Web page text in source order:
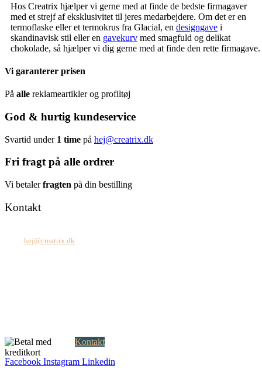
Hos Creatrix hjælper vi gerne med at finde de bedste firmagaver
med et strejf af eksklusivitet til jeres medarbejdere. Om det er en
termoflaske eller et termokrus fra Glacial, en designgave i
skandinavisk stil eller en gavekurv med smagfuld og delikat
chokolade, så hjælper vi dig gerne med at finde den rette firmagave.
Vi garanterer prisen
På alle reklameartikler og profiltøj
God & hurtig kundeservice
Svartid under 1 time på hej@creatrix.dk
Fri fragt på alle ordrer
Vi betalerfragten på din bestilling
Kontakt
hej@creatrix.dk
Kontakt
Facebook Instagram Linkedin